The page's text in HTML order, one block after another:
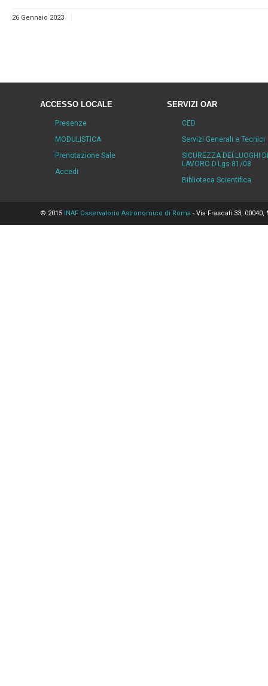
26 Gennaio 2023
ACCESSO LOCALE
Presenze
MODULISTICA
Prenotazione Sale
Accedi
SERVIZI OAR
CED
Servizi Generali e Tecnici
SICUREZZA DEI LUOGHI DI
LAVORO D.Lgs 81/08
Biblioteca Scientifica
© 2015 INAF Osservatorio Astronomico di Roma - Via Frascati 33,